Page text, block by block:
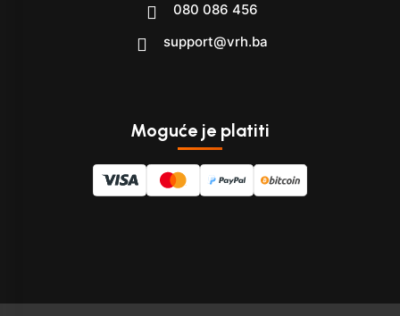
080 086 456
support@vrh.ba
Moguće je platiti